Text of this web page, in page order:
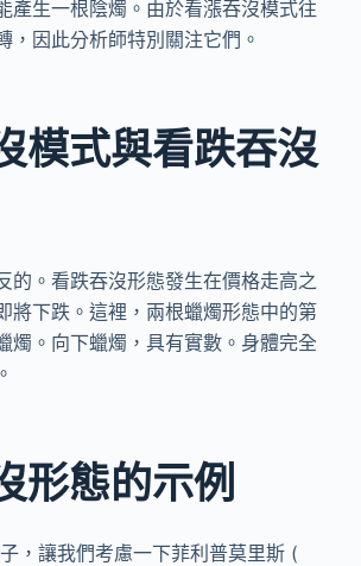
產生一根陰燭。由於看漲吞沒模式往
，因此分析師特別關注它們。
模式與看跌吞沒
的。看跌吞沒形態發生在價格走高之
將下跌。這裡，兩根蠟燭形態中的第
燭。向下蠟燭，具有實數。身體完全
形態的示例
，讓我們考慮一下菲利普莫里斯 (